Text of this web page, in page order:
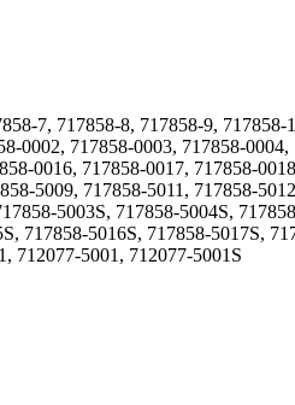
7, 717858-8, 717858-9,
0002, 717858-0003, 717858-
0016, 717858-0017, 717858-
5009, 717858-5011, 717858-
5003S, 717858-5004S,
717858-5016S, 717858-5017S,
712077-5001, 712077-5001S